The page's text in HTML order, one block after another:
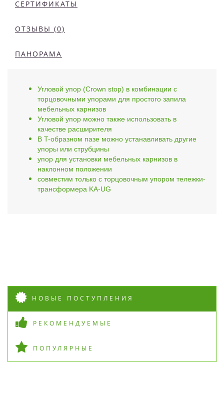
СЕРТИФИКАТЫ
ОТЗЫВЫ (0)
ПАНОРАМА
Угловой упор (Crown stop) в комбинации с
торцовочными упорами для простого запила
мебельных карнизов
Угловой упор можно также использовать в
качестве расширителя
В T-образном пазе можно устанавливать другие
упоры или струбцины
упор для установки мебельных карнизов в
наклонном положении
совместим только с торцовочным упором тележки-
трансформера KA-UG
НОВЫЕ ПОСТУПЛЕНИЯ
РЕКОМЕНДУЕМЫЕ
ПОПУЛЯРНЫЕ